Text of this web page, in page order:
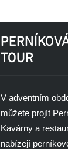
TOUR
V adventním
můžete projít
Kavárny a
nabízejí